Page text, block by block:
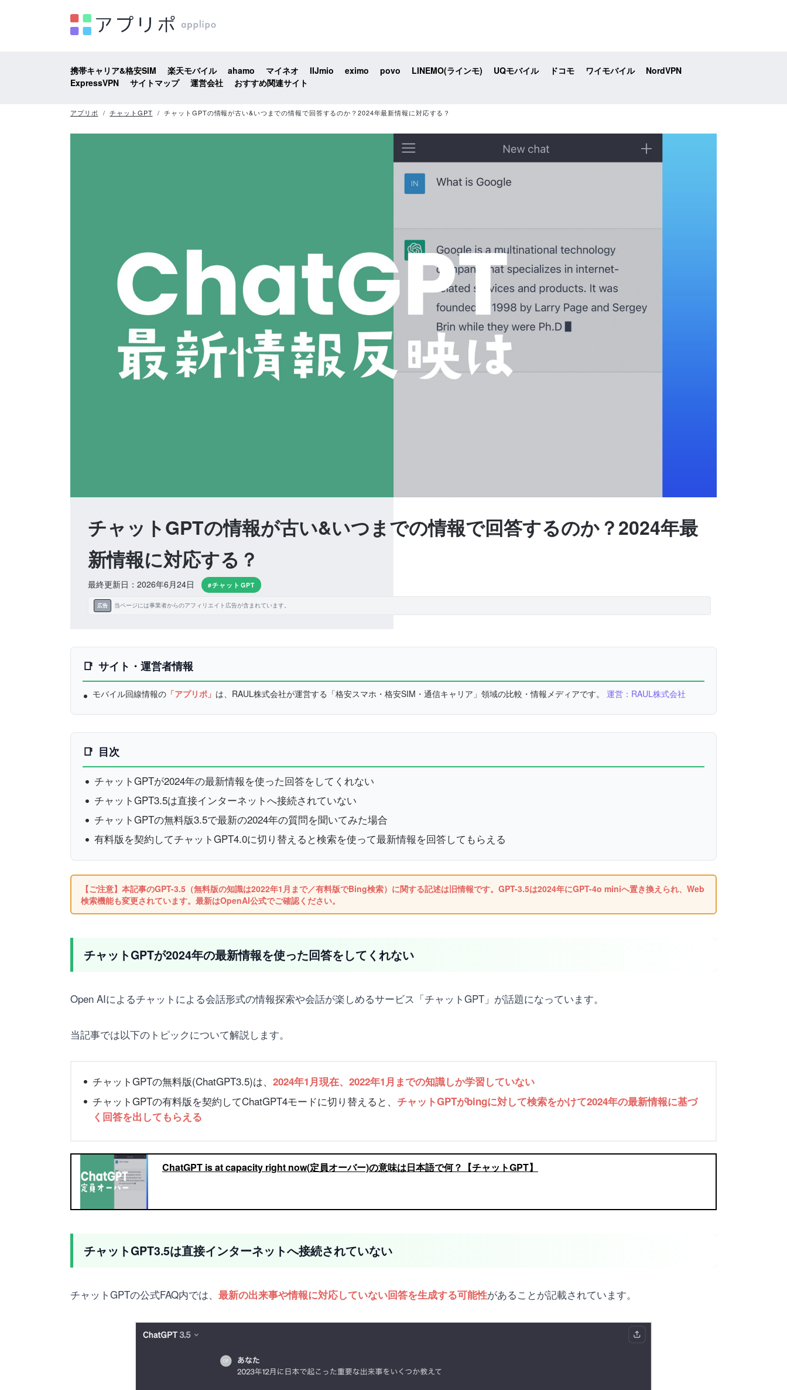
携帯キャリア&格安SIM 楽天モバイル ahamo マイネオ IIJmio eximo povo LINEMO(ラインモ) UQモバイル ドコモ ワイモバイル
NordVPN
ExpressVPN
サイトマップ 運営会社 おすすめ関連サイト
アプリポ チャットGPT チャットGPTの情報が古い&いつまでの情報で回答するのか？2024年最新情報に対応する？
チャットGPTの情報が古い&いつまでの情報で回答するのか？2024年最
新情報に対応する？
最終更新日：2026年6月24日 #チャットGPT
広告 当ページには事業者からのアフィリエイト広告が含まれています。
サイト・運営者情報
モバイル回線情報の 「アプリポ」 は、RAUL株式会社が運営する「格安スマホ・格安SIM・通信キャリア」領域の比較・情報メディアです。 運営：RAUL株式会社
目次
チャットGPTが2024年の最新情報を使った回答をしてくれない
チャットGPT3.5は直接インターネットへ接続されていない
チャットGPTの無料版3.5で最新の2024年の質問を聞いてみた場合
有料版を契約してチャットGPT4.0に切り替えると検索を使って最新情報を回答してもらえる
【ご注意】本記事のGPT-3.5（無料版の知識は2022年1月まで／有料版でBing検索）に関する記述は旧情報です。GPT-3.5は2024年にGPT-4o miniへ置き換えられ、Web
検索機能も変更されています。最新はOpenAI公式でご確認ください。
チャットGPTが2024年の最新情報を使った回答をしてくれない
Open AIによるチャットによる会話形式の情報探索や会話が楽しめるサービス「チャットGPT」が話題になっています。
当記事では以下のトピックについて解説します。
チャットGPTの無料版(ChatGPT3.5)は、 2024年1月現在、2022年1月までの知識しか学習していない
チャットGPTの有料版を契約してChatGPT4モードに切り替えると、 チャットGPTがbingに対して検索をかけて2024年の最新情報に基づ
く回答を出してもらえる
ChatGPT is at capacity right now(定員オーバー)の意味は日本語で何？【チャットGPT】
チャットGPT3.5は直接インターネットへ接続されていない
チャットGPTの公式FAQ内では、 最新の出来事や情報に対応していない回答を生成する可能性があることが記載されています。